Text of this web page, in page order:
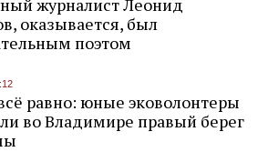
оказывается, был
поэтом
равно: юные эковолонтеры
во Владимире правый берег